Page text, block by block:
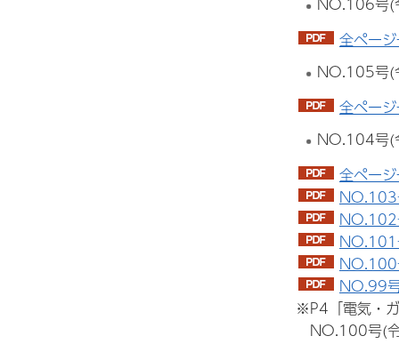
全ペー
NO.105号
全ペー
NO.104号
全ペー
NO.103
NO.102
NO.101
NO.100
NO.99
※P4「電気・
NO.100号(